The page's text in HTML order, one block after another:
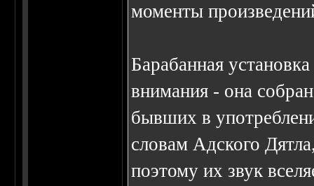
моменты
Барабанная
внимания - она
бывших в
словам Адского
поэтому их звук